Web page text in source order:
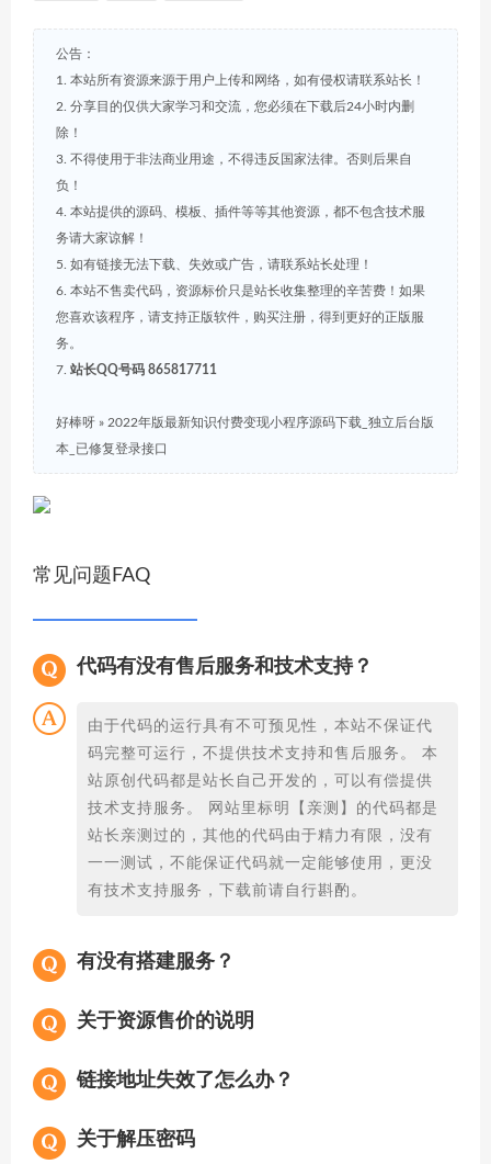
公告：
1. 本站所有资源来源于用户上传和网络，如有侵权请联系站长！
2. 分享目的仅供大家学习和交流，您必须在下载后24小时内删
除！
3. 不得使用于非法商业用途，不得违反国家法律。否则后果自
负！
4. 本站提供的源码、模板、插件等等其他资源，都不包含技术服
务请大家谅解！
5. 如有链接无法下载、失效或广告，请联系站长处理！
6. 本站不售卖代码，资源标价只是站长收集整理的辛苦费！如果
您喜欢该程序，请支持正版软件，购买注册，得到更好的正版服
务。
7. 站长QQ号码 865817711
好棒呀 » 2022年版最新知识付费变现小程序源码下载_独立后台版
本_已修复登录接口
常见问题FAQ
代码有没有售后服务和技术支持？
由于代码的运行具有不可预见性，本站不保证代
码完整可运行，不提供技术支持和售后服务。 本
站原创代码都是站长自己开发的，可以有偿提供
技术支持服务。 网站里标明【亲测】的代码都是
站长亲测过的，其他的代码由于精力有限，没有
一一测试，不能保证代码就一定能够使用，更没
有技术支持服务，下载前请自行斟酌。
有没有搭建服务？
关于资源售价的说明
链接地址失效了怎么办？
关于解压密码